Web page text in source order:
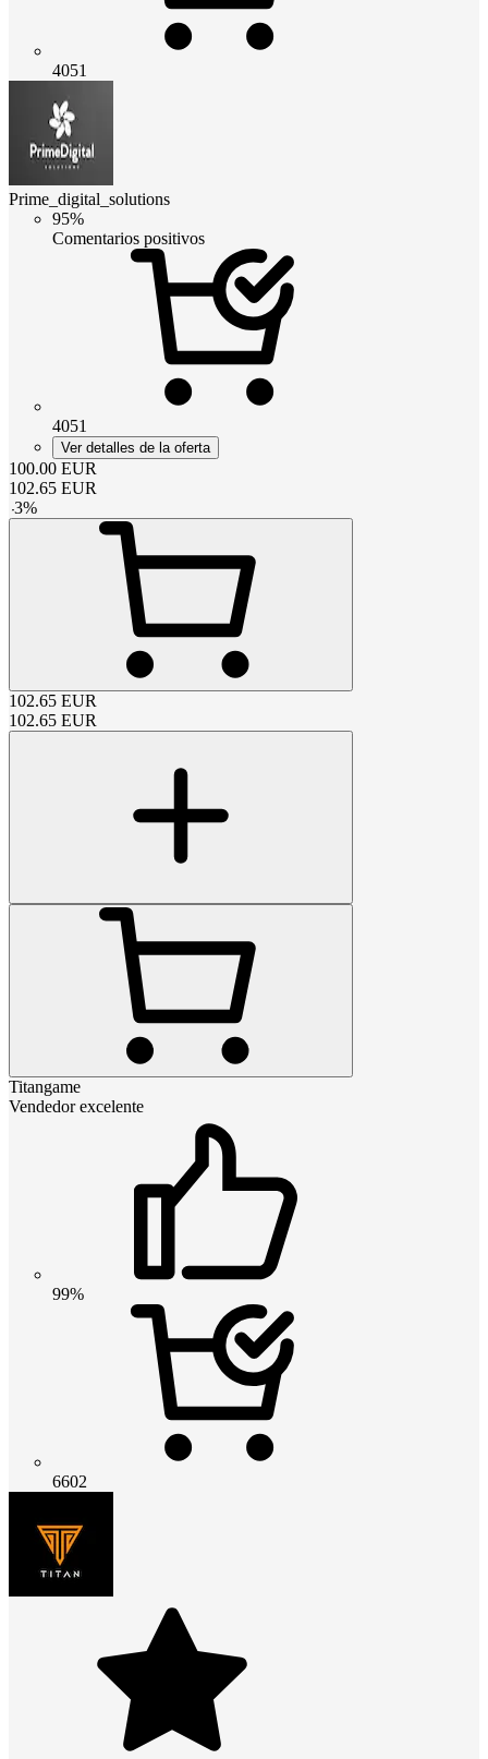
4051
Prime_digital_solutions
95%
Comentarios positivos
4051
Ver detalles de la oferta
100.00 EUR
102.65 EUR
-3%
102.65 EUR
102.65 EUR
Titangame
Vendedor excelente
99%
6602